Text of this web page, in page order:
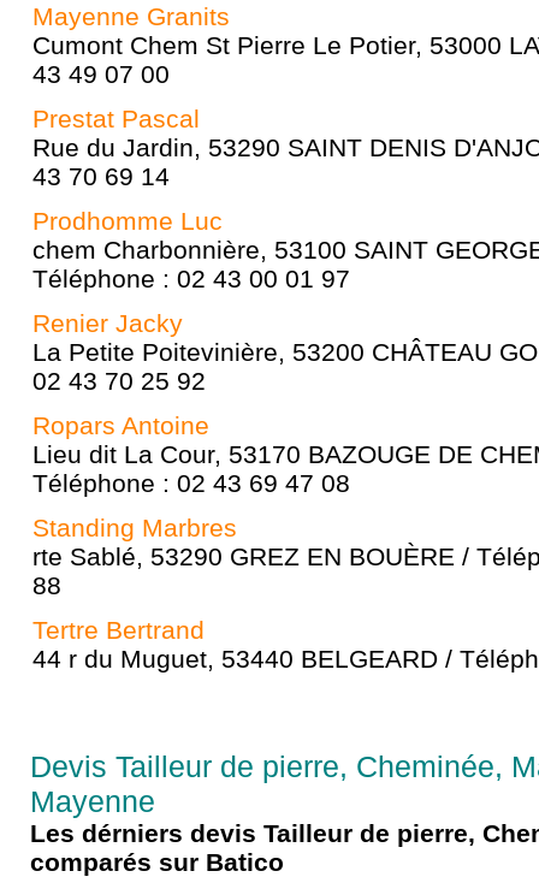
Mayenne Granits
Cumont Chem St Pierre Le Potier, 53000
43 49 07 00
Prestat Pascal
Rue du Jardin, 53290 SAINT DENIS
43 70 69 14
Prodhomme Luc
chem Charbonnière, 53100 SAINT
Téléphone : 02 43 00 01 97
Renier Jacky
La Petite Poitevinière, 53200 CHÂTEAU
02 43 70 25 92
Ropars Antoine
Lieu dit La Cour, 53170 BAZOUGE DE
Téléphone : 02 43 69 47 08
Standing Marbres
rte Sablé, 53290 GREZ EN BOUÈRE /
88
Tertre Bertrand
44 r du Muguet, 53440 BELGEARD /
Devis Tailleur de pierre, Cheminée,
Mayenne
Les dérniers devis Tailleur de pierre,
comparés sur Batico